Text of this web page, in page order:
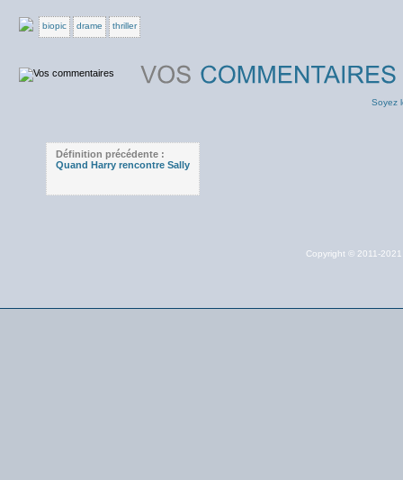
biopic drame thriller
Soyez
Définition précédente :
Quand Harry rencontre Sally
Copyright © 2011-